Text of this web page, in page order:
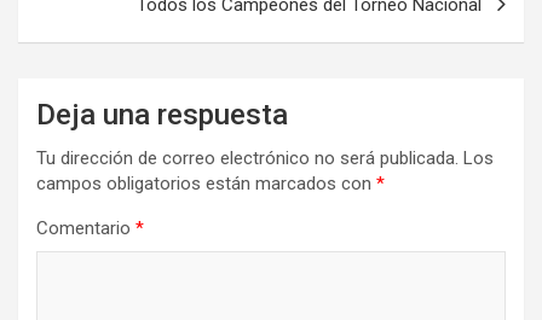
Todos los Campeones del Torneo Nacional
Deja una respuesta
Tu dirección de correo electrónico no será publicada. Los
campos obligatorios están marcados con *
Comentario *